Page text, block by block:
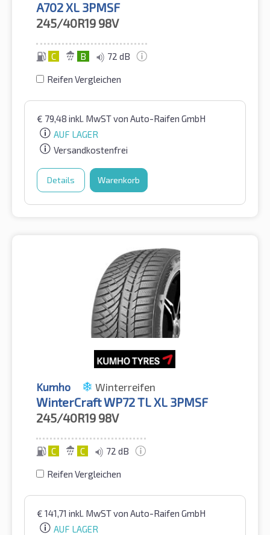
A702 XL 3PMSF
245/40R19 98V
C B 72 dB
Reifen Vergleichen
€ 79,48 inkl. MwSTvon Auto-Raifen GmbH
AUF LAGER
Versandkostenfrei
Details Warenkorb
Kumho Winterreifen
WinterCraft WP72 TL XL 3PMSF
245/40R19 98V
C C 72 dB
Reifen Vergleichen
€ 141,71 inkl. MwSTvon Auto-Raifen GmbH
AUF LAGER